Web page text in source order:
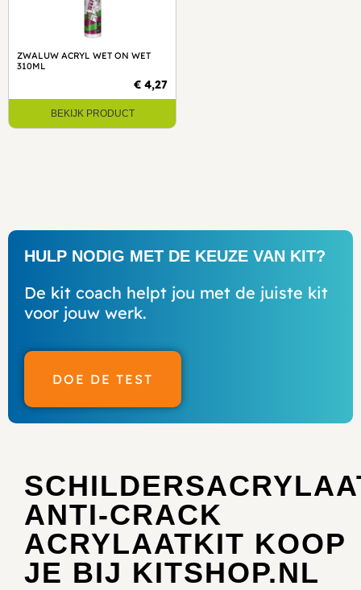
ZWALUW ACRYL WET ON WET
310ML
€ 4,27
BEKIJK PRODUCT
HULP NODIG MET DE KEUZE VAN KIT?
De kit coach helpt jou met de juiste kit
voor jouw werk.
DOE DE TEST
ANTI-CRACK
ACRYLAATKIT KOOP
JE BIJ KITSHOP.NL